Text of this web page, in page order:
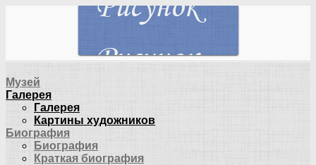
Музей
Галерея
Галерея
Картины художников
Биография
Биография
Краткая биография